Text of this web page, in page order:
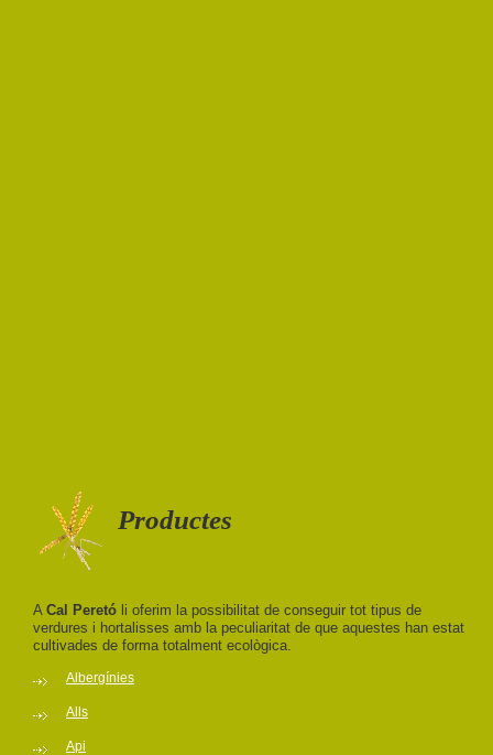
Productes
A Cal Peretó li oferim la possibilitat de conseguir tot tipus de
verdures i hortalisses amb la peculiaritat de que aquestes han estat
cultivades de forma totalment ecològica.
Albergínies
Alls
Api